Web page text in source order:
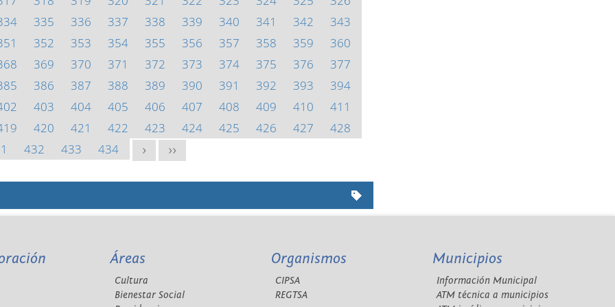
335 336 337 338 339 340 341 342
343
352 353 354 355 356 357 358 359
360
369 370 371 372 373 374 375 376
377
386 387 388 389 390 391 392 393
394
403 404 405 406 407 408 409 410
411
420 421 422 423 424 425 426 427
428
432 433 434 > >>
Áreas
Cultura
Bienestar Social
Organismos
CIPSA
REGTSA
Municipios
Información Municipal
ATM técnica a municipios